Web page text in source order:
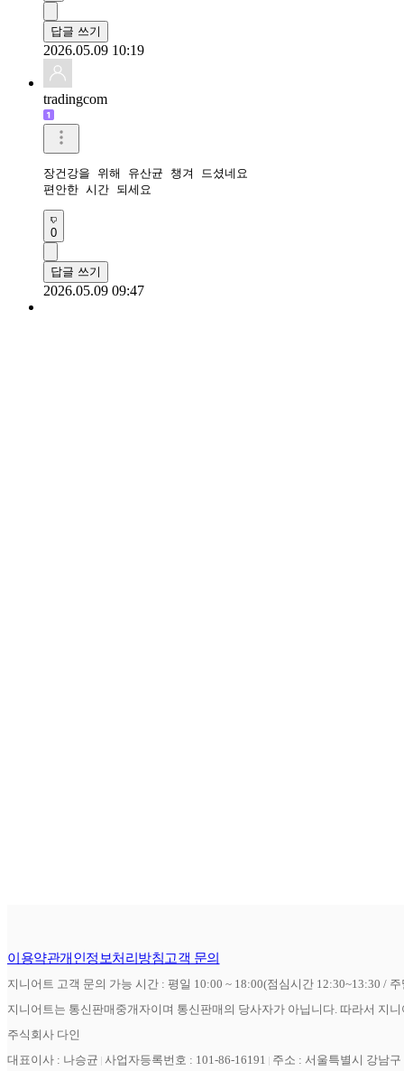
답글 쓰기
2026.05.09 10:19
tradingcom
장건강을 위해 유산균 챙겨 드셨네요
편안한 시간 되세요
0
답글 쓰기
2026.05.09 09:47
이용약관개인정보처리방침고객 문의
지니어트 고객 문의 가능 시간 : 평일 10:00 ~ 18:00(점심시간 12:30~13:30 /
지니어트는 통신판매중개자이며 통신판매의 당사자가 아닙니다. 따라서 지
주식회사 다인
대표이사 : 나승균 사업자등록번호 : 101-86-16191 주소 : 서울특별시 강남